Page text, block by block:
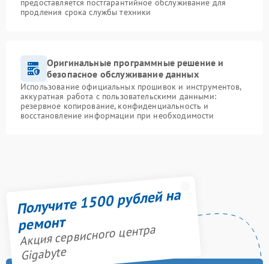
предоставляется постгарантийное обслуживание для
продления срока службы техники
Оригинальные программные решение и
безопасное обслуживание данных
Использование официальных прошивок и инструментов,
аккуратная работа с пользовательскими данными:
резервное копирование, конфиденциальность и
восстановление информации при необходимости
Получите 1500 рублей на
ремонт
Акция сервисного центра
Gigabyte